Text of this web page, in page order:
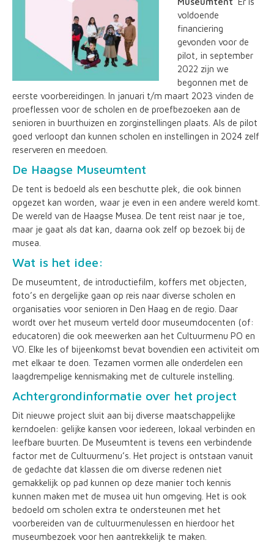
voldoende
financiering
gevonden voor de
pilot, in september
2022 zijn we
begonnen met de
eerste voorbereidingen. In januari t/m maart 2023 vinden de
proeflessen voor de scholen en de proefbezoeken aan de
senioren in buurthuizen en zorginstellingen plaats. Als de pilot
goed verloopt dan kunnen scholen en instellingen in 2024 zelf
reserveren en meedoen.
De Haagse Museumtent
De tent is bedoeld als een beschutte plek, die ook binnen
opgezet kan worden, waar je even in een andere wereld komt.
De wereld van de Haagse Musea. De tent reist naar je toe,
maar je gaat als dat kan, daarna ook zelf op bezoek bij de
musea.
Wat is het idee:
De museumtent, de introductiefilm, koffers met objecten,
foto’s en dergelijke gaan op reis naar diverse scholen en
organisaties voor senioren in Den Haag en de regio. Daar
wordt over het museum verteld door museumdocenten (of:
educatoren) die ook meewerken aan het Cultuurmenu PO en
VO. Elke les of bijeenkomst bevat bovendien een activiteit om
met elkaar te doen. Tezamen vormen alle onderdelen een
laagdrempelige kennismaking met de culturele instelling.
Achtergrondinformatie over het project
Dit nieuwe project sluit aan bij diverse maatschappelijke
kerndoelen: gelijke kansen voor iedereen, lokaal verbinden en
leefbare buurten. De Museumtent is tevens een verbindende
factor met de Cultuurmenu’s. Het project is ontstaan vanuit
de gedachte dat klassen die om diverse redenen niet
gemakkelijk op pad kunnen op deze manier toch kennis
kunnen maken met de musea uit hun omgeving. Het is ook
bedoeld om scholen extra te ondersteunen met het
voorbereiden van de cultuurmenulessen en hierdoor het
museumbezoek voor hen aantrekkelijk te maken.